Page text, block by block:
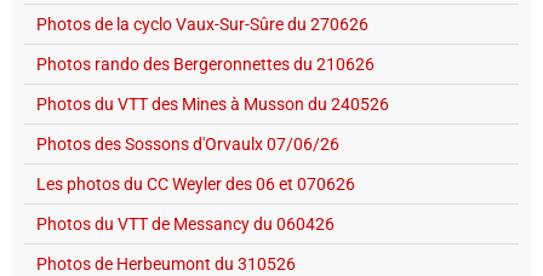
Photos de la cyclo Vaux-Sur-Sûre du 270626
Photos rando des Bergeronnettes du 210626
Photos du VTT des Mines à Musson du 240526
Photos des Sossons d'Orvaulx 07/06/26
Les photos du CC Weyler des 06 et 070626
Photos du VTT de Messancy du 060426
Photos de Herbeumont du 310526